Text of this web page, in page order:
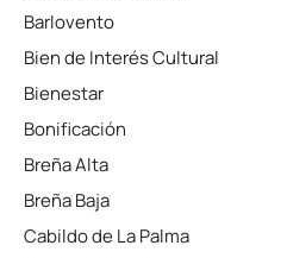
Barlovento
Bien de Interés Cultural
Bienestar
Bonificación
Breña Alta
Breña Baja
Cabildo de La Palma